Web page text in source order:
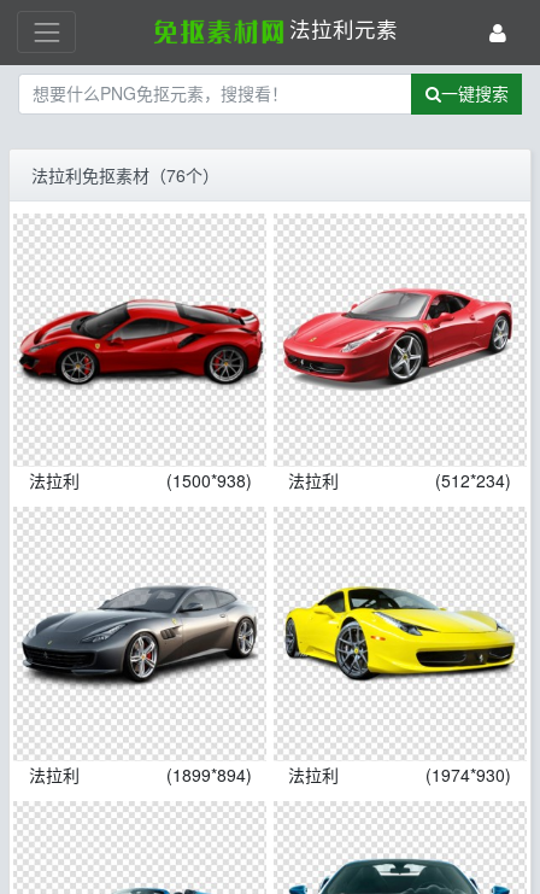
法拉利元素
一键搜索
法拉利免抠素材（76个）
法拉利 (1500*938) 法拉利 (512*234)
法拉利 (1899*894) 法拉利 (1974*930)